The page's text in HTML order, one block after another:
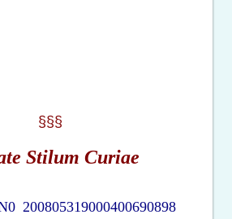
§§§
Stilum Curiae
200805319000400690898